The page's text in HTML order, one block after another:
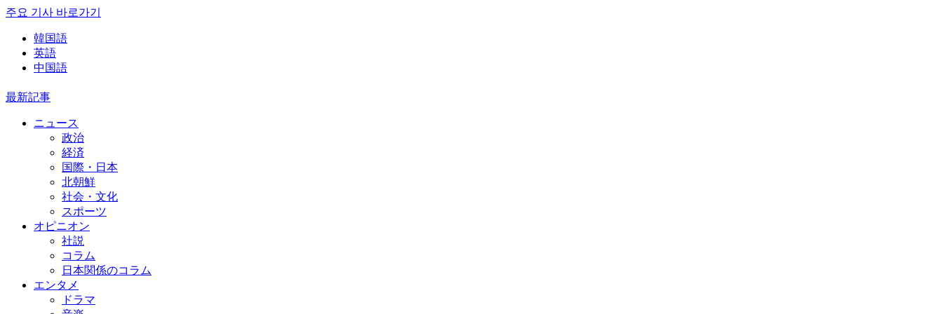
주요 기사 바로가기
韓国語
英語
中国語
最新記事
ニュース
政治
経済
国際・日本
北朝鮮
社会・文化
スポーツ
オピニオン
社説
コラム
日本関係のコラム
エンタメ
ドラマ